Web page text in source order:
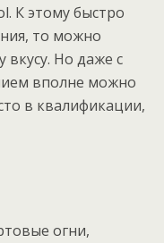
К этому быстро
то можно
вкусу. Но даже с
вполне можно
в квалификации,
огни,